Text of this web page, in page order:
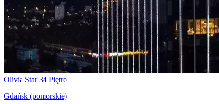
Olivia Star 34 Piętro
Gdańsk (pomorskie)